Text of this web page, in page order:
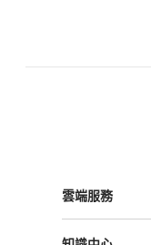
雲端服務